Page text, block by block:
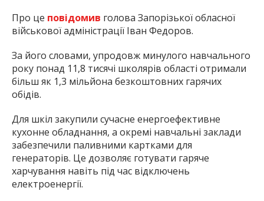
Про це повідомив голова Запорізької обласної
військової адміністрації Іван Федоров.
За його словами, упродовж минулого навчального
року понад 11,8 тисячі школярів області отримали
більш як 1,3 мільйона безкоштовних гарячих
обідів.
Для шкіл закупили сучасне енергоефективне
кухонне обладнання, а окремі навчальні заклади
забезпечили паливними картками для
генераторів. Це дозволяє готувати гаряче
харчування навіть під час відключень
електроенергії.